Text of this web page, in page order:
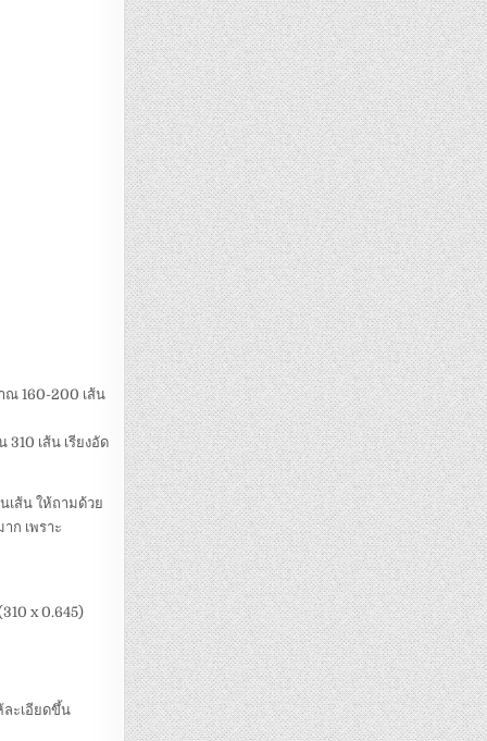
ณ 160-200 เส้น
เส้น เรียงอัด
เส้น ให้ถามด้วย
ก เพราะ
x 0.645)
ละเอียดขึ้น